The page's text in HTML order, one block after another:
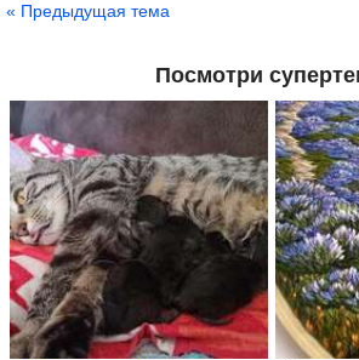
« Предыдущая тема
Посмотри